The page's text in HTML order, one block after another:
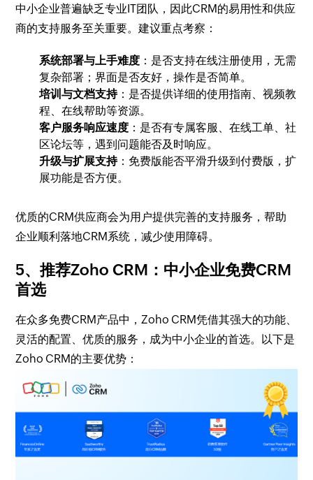
中小企业普遍缺乏专业IT团队，因此CRM的易用性和供应
商的支持服务至关重要。建议重点考察：
系统部署与上手难度 ：是否支持在线注册使用，无需
复杂部署；界面是否友好，操作是否简单。
培训与文档支持：是否提供详细的使用指南、视频教
程、在线帮助等资源。
客户服务响应速度 ：是否有专属客服、在线工单、社
区论坛等，遇到问题能否及时响应。
升级与扩展支持：免费版能否平滑升级到付费版，扩
展功能是否方便。
优质的CRM供应商会为用户提供完善的支持服务，帮助
企业顺利落地CRM系统，减少使用障碍。
5、推荐Zoho CRM：中小企业免费CRM
首选
在众多免费CRM产品中，Zoho CRM凭借其强大的功能、
灵活的配置、优质的服务，成为中小企业的首选。以下是
Zoho CRM的主要优势：